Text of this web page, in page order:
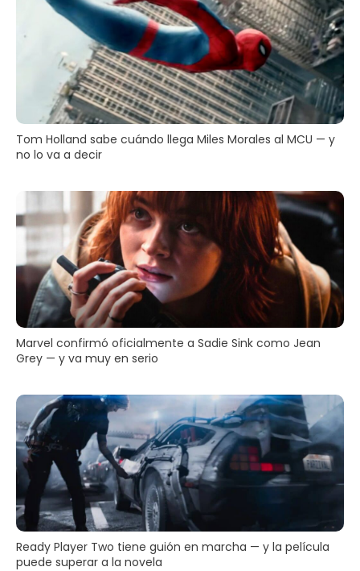
Tom Holland sabe cuándo llega Miles Morales al MCU — y
no lo va a decir
Marvel confirmó oficialmente a Sadie Sink como Jean
Grey — y va muy en serio
Ready Player Two tiene guión en marcha — y la película
puede superar a la novela